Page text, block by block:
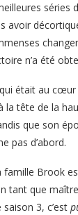
avoir
n’a été
était au
la tête de la
que son
pas d’abord.
famille Brook
tant que
3, c’est